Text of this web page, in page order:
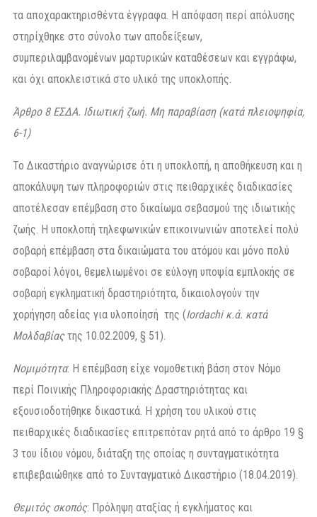
τα αποχαρακτηρισθέντα έγγραφα. Η απόφαση περί απόλυσης
στηρίχθηκε στο σύνολο των αποδείξεων,
συμπεριλαμβανομένων μαρτυρικών καταθέσεων και εγγράφω,
και όχι αποκλειστικά στο υλικό της υποκλοπής.
Άρθρο 8 ΕΣΔΑ. Ιδιωτική ζωή. Μη παραβίαση (κατά πλειοψηφία,
6-1)
Το Δικαστήριο αναγνώρισε ότι η υποκλοπή, η αποθήκευση και η
αποκάλυψη των πληροφοριών στις πειθαρχικές διαδικασίες
αποτέλεσαν επέμβαση στο δικαίωμα σεβασμού της ιδιωτικής
ζωής. Η υποκλοπή τηλεφωνικών επικοινωνιών αποτελεί πολύ
σοβαρή επέμβαση στα δικαιώματα του ατόμου και μόνο πολύ
σοβαροί λόγοι, θεμελιωμένοι σε εύλογη υποψία εμπλοκής σε
σοβαρή εγκληματική δραστηριότητα, δικαιολογούν την
χορήγηση αδείας για υλοποίησή της (Iordachi κ.ά. κατά
Μολδαβίαςτης 10.02.2009, § 51).
Νομιμότητα: Η επέμβαση είχε νομοθετική βάση στον Νόμο
περί Ποινικής Πληροφοριακής Δραστηριότητας και
εξουσιοδοτήθηκε δικαστικά. Η χρήση του υλικού στις
πειθαρχικές διαδικασίες επιτρεπόταν ρητά από το άρθρο 19 §
3 του ίδιου νόμου, διάταξη της οποίας η συνταγματικότητα
επιβεβαιώθηκε από το Συνταγματικό Δικαστήριο (18.04.2019).
Θεμιτός σκοπός: Πρόληψη αταξίας ή εγκλήματος και